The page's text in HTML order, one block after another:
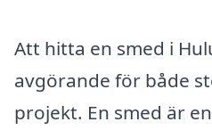
Att hitta en smed i
avgörande för både
projekt. En smed är